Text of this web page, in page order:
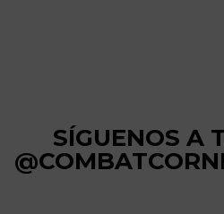
SÍGUENOS A